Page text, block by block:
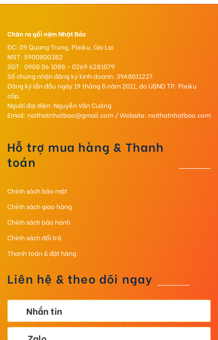
Chăn ra gối nệm Nhật Bảo
ĐC: 09 Quang Trung, Pleiku, Gia Lai
MST: 5900800382
SĐT: 0908 06 1088 – 0269 6281079
Số chứng nhận đăng ký kinh doanh: 39A8011227
Đăng ký lần đầu ngày 19 tháng 8 năm 2011, do UBND TP. Pleiku
cấp.
Người đại diện: Nguyễn Văn Cường
Email: noithatnhatbao@gmail.com / Website: noithatnhatbao.com
Hỗ trợ mua hàng & Thanh
toán
Chính sách bảo mật
Chính sách giao hàng
Chính sách bảo hành
Chính sách đổi trả
Thanh toán & đặt hàng
Liên hệ & theo dõi ngay
Nhắn tin